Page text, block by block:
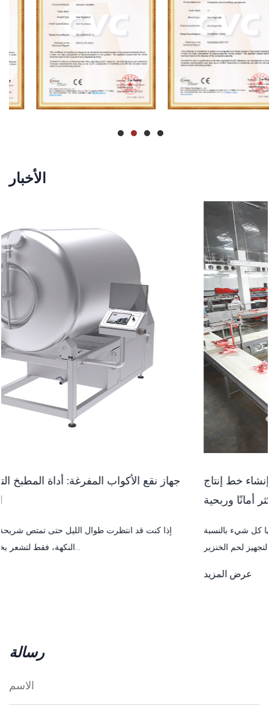
الأخبار
حل قطع الخنازير ونزع عظامها: كيفية إنشاء خط إنتاج
لماذا يغير الحل المناسب لقص الخنازير وإزالة عظامها كل شيء بالنسبة
رسالة